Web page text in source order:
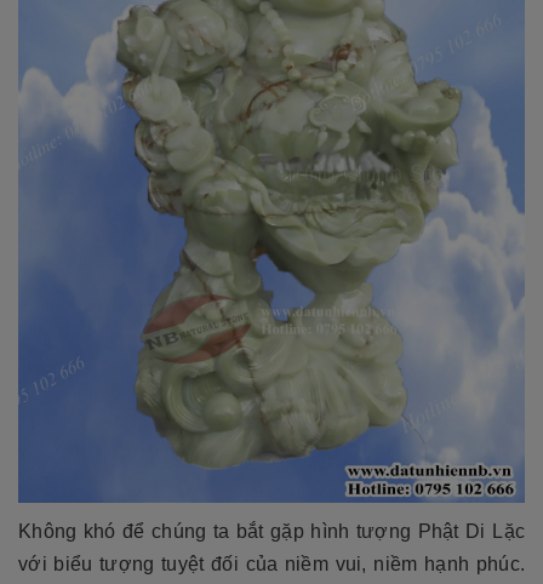
Không khó để chúng ta bắt gặp hình tượng Phật Di Lặc
với biểu tượng tuyệt đối của niềm vui, niềm hạnh phúc.